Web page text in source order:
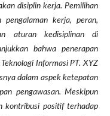
disiplin kerja. Pemilihan
pengalaman kerja, peran,
aturan kedisiplinan di
bahwa penerapan
Informasi PT. XYZ
dalam aspek ketepatan
pengawasan. Meskipun
kontribusi positif terhadap